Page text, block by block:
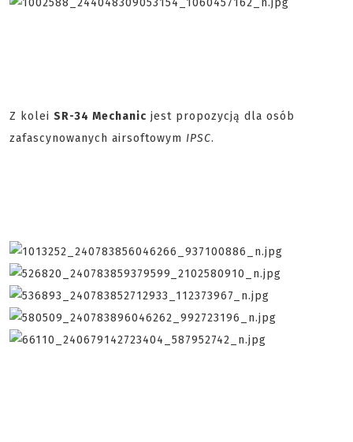
Z kolei SR-34 Mechanic jest propozycją dla osób
zafascynowanych airsoftowym IPSC.